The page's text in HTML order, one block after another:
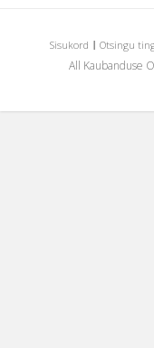
Sisukord Otsingu
All Kaubanduse